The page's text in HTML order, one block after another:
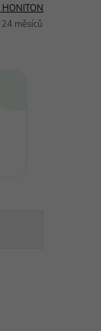
HONITON
24 měsíců